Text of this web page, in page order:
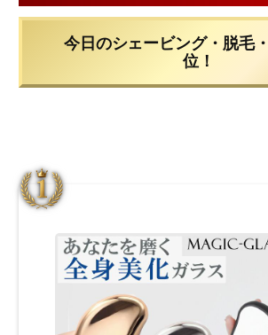
今日のシェービング・脱毛
位！